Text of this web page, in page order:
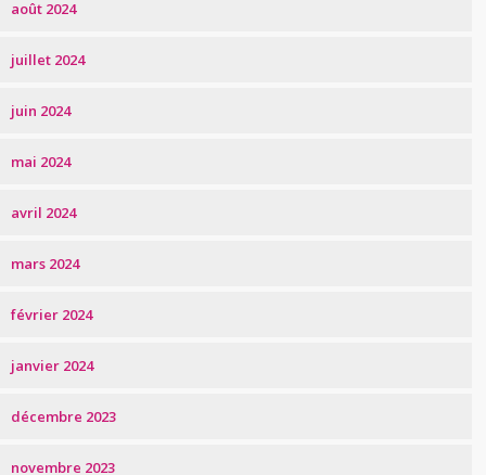
août 2024
juillet 2024
juin 2024
mai 2024
avril 2024
mars 2024
février 2024
janvier 2024
décembre 2023
novembre 2023